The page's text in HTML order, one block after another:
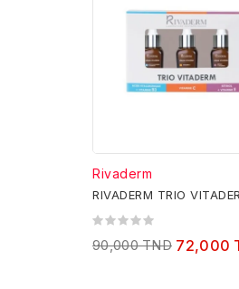
Rivaderm
RIVADERM TRIO
90,000 TND 72,000